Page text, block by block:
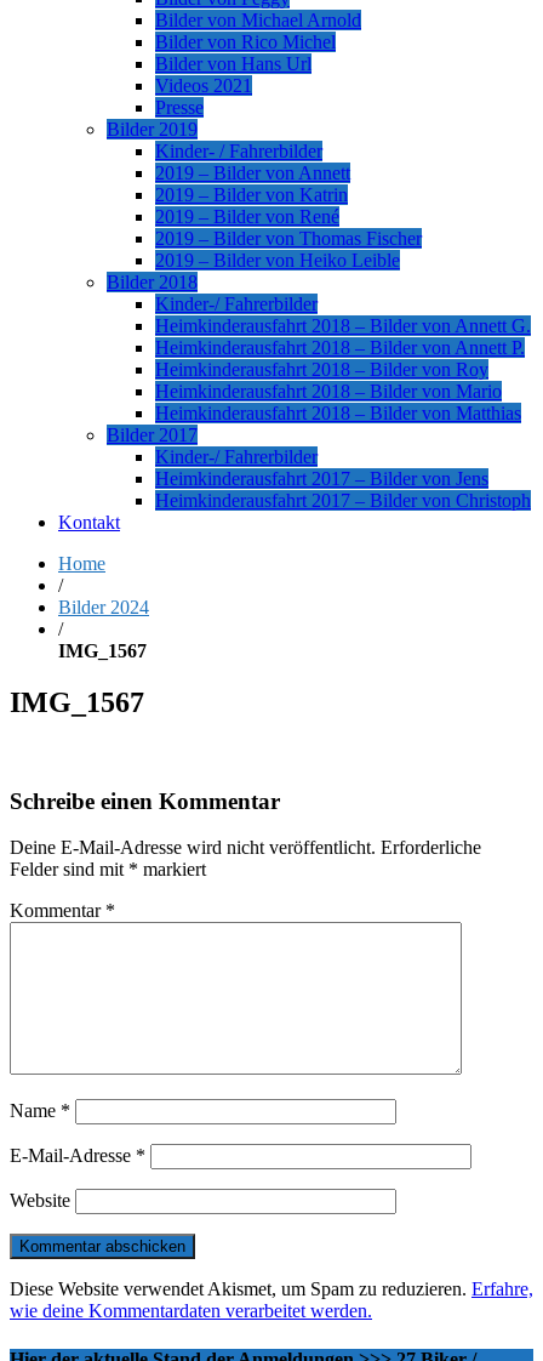
Bilder von Michael Arnold
Bilder von Rico Michel
Bilder von Hans Url
Videos 2021
Presse
Bilder 2019
Kinder- / Fahrerbilder
2019 – Bilder von Annett
2019 – Bilder von Katrin
2019 – Bilder von René
2019 – Bilder von Thomas Fischer
2019 – Bilder von Heiko Leible
Bilder 2018
Kinder-/ Fahrerbilder
Heimkinderausfahrt 2018 – Bilder von Annett G.
Heimkinderausfahrt 2018 – Bilder von Annett P.
Heimkinderausfahrt 2018 – Bilder von Roy
Heimkinderausfahrt 2018 – Bilder von Mario
Heimkinderausfahrt 2018 – Bilder von Matthias
Bilder 2017
Kinder-/ Fahrerbilder
Heimkinderausfahrt 2017 – Bilder von Jens
Heimkinderausfahrt 2017 – Bilder von Christoph
Kontakt
Home
/
Bilder 2024
/
IMG_1567
IMG_1567
Schreibe einen Kommentar
Deine E-Mail-Adresse wird nicht veröffentlicht. Erforderliche
Felder sind mit * markiert
Kommentar *
Name *
E-Mail-Adresse *
Website
Diese Website verwendet Akismet, um Spam zu reduzieren. Erfahre,
wie deine Kommentardaten verarbeitet werden.